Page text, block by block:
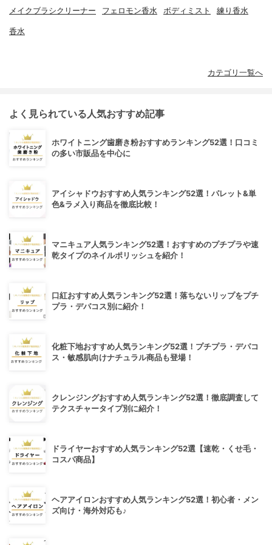
メイクブラシクリーナー フェロモン香水 ボディミスト 練り香水
香水
カテゴリ一覧へ
よく見られている人気おすすめ記事
ホワイトニング歯磨き粉おすすめランキング52選！口コミ
の多い市販品を中心に
アイシャドウおすすめ人気ランキング52選！パレット&単
色&ラメ入り商品を徹底比較！
マニキュア人気ランキング52選！おすすめのプチプラや速
乾タイプのネイルポリッシュを紹介！
口紅おすすめ人気ランキング52選！落ちないリップをプチ
プラ・デパコス別に紹介！
化粧下地おすすめ人気ランキング52選！プチプラ・デパコ
ス・敏感肌向けナチュラル商品も登場！
クレンジングおすすめ人気ランキング52選！徹底調査して
テクスチャータイプ別に紹介！
ドライヤーおすすめ人気ランキング52選【速乾・くせ毛・
コスパ商品】
ヘアアイロンおすすめ人気ランキング52選！初心者・メン
ズ向け・海外対応も♪